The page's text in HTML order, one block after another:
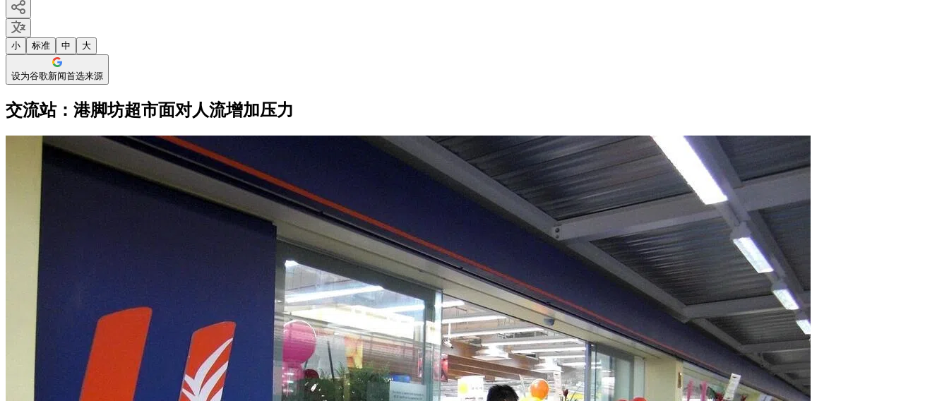
小 标准 中 大
设为谷歌新闻首选来源
交流站： 港脚坊超市面对人流增加压力